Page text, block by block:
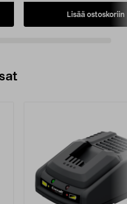
Lisää ostoskoriin